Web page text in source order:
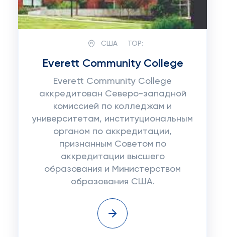
США TOP:
Everett Community College
Everett Community College
аккредитован Северо-западной
комиссией по колледжам и
университетам, институциональным
органом по аккредитации,
признанным Советом по
аккредитации высшего
образования и Министерством
образования США.